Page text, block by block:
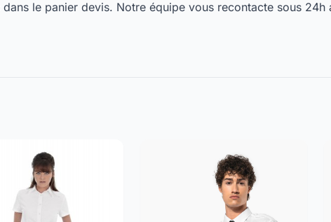
le panier devis. Notre équipe vous recontacte sous 24h